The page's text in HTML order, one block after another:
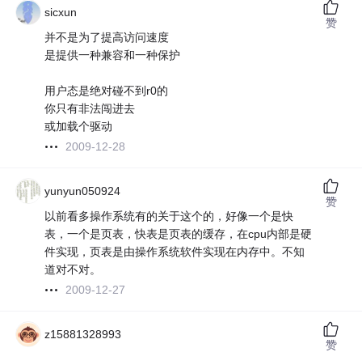
sicxun
并不是为了提高访问速度
是提供一种兼容和一种保护
用户态是绝对碰不到r0的
你只有非法闯进去
或加载个驱动
2009-12-28
赞
yunyun050924
以前看多操作系统有的关于这个的，好像一个是快
表，一个是页表，快表是页表的缓存，在cpu内部是硬
件实现，页表是由操作系统软件实现在内存中。不知
道对不对。
2009-12-27
赞
z15881328993
赞